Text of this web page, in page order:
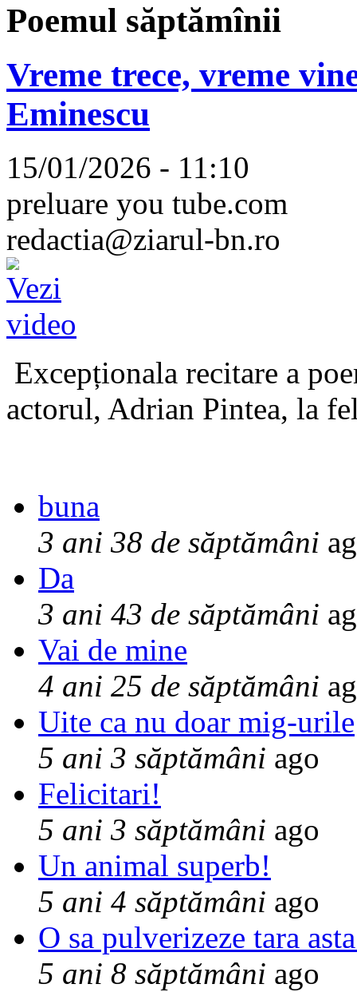
Poemul săptămînii
Vreme trece, vreme
Eminescu
15/01/2026 - 11:10
preluare you tube.com
redactia@ziarul-bn.ro
Excepționala recitare a
actorul, Adrian Pintea, la
buna
3 ani 38 de săptămâni
Da
3 ani 43 de săptămâni
Vai de mine
4 ani 25 de săptămâni
Uite ca nu doar mig-urile
5 ani 3 săptămâni ago
Felicitari!
5 ani 3 săptămâni ago
Un animal superb!
5 ani 4 săptămâni ago
O sa pulverizeze tara
5 ani 8 săptămâni ago